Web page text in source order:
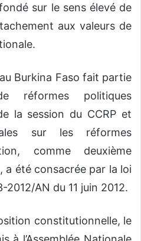
sur le sens élevé de
aux valeurs de
Burkina Faso fait partie
réformes politiques
la session du CCRP et
sur les réformes
comme deuxième
a été consacrée par la loi
AN du 11 juin 2012.
constitutionnelle, le